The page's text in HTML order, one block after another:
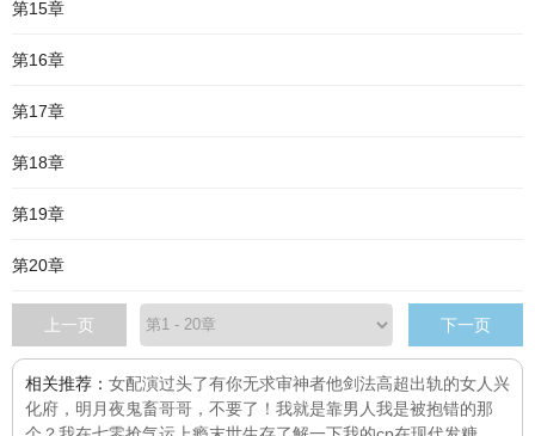
第15章
第16章
第17章
第18章
第19章
第20章
上一页 下一页
相关推荐： 女配演过头了有你无求审神者他剑法高超出轨的女人 兴
化府，明月夜鬼畜哥哥，不要了！ 我就是靠男人我是被抱错的那